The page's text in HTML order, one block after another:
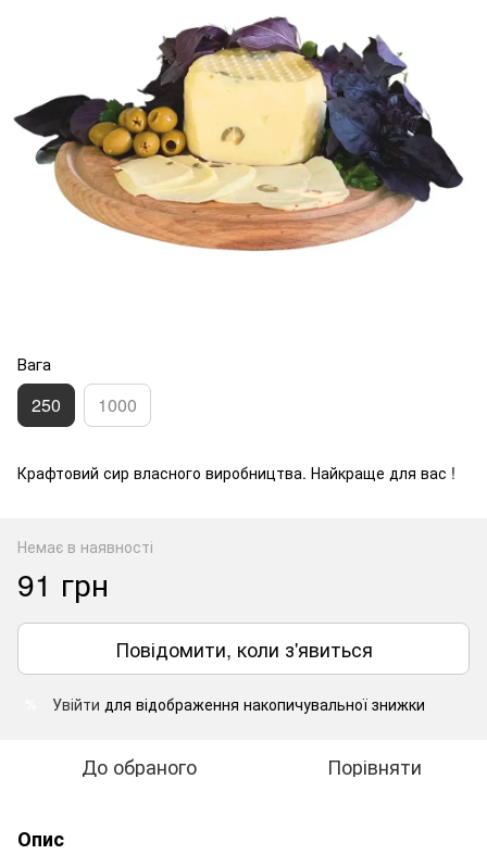
Вага
250 1000
Крафтовий сир власного виробництва. Найкраще для вас !
Немає в наявності
91 грн
Повідомити, коли з'явиться
Увійти для відображення накопичувальної знижки
До обраного Порівняти
Опис